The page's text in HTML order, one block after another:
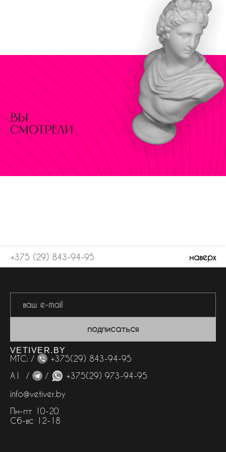
вы
смотрели
+375 (29) 843-94-95 наверх
подписаться
VETIVER.BY
МТС: /
+375(29) 843-94-95
А1 /
/
+375(29) 973-94-95
info@vetiver.by
Пн-пт 10-20
Сб-вс 12-18